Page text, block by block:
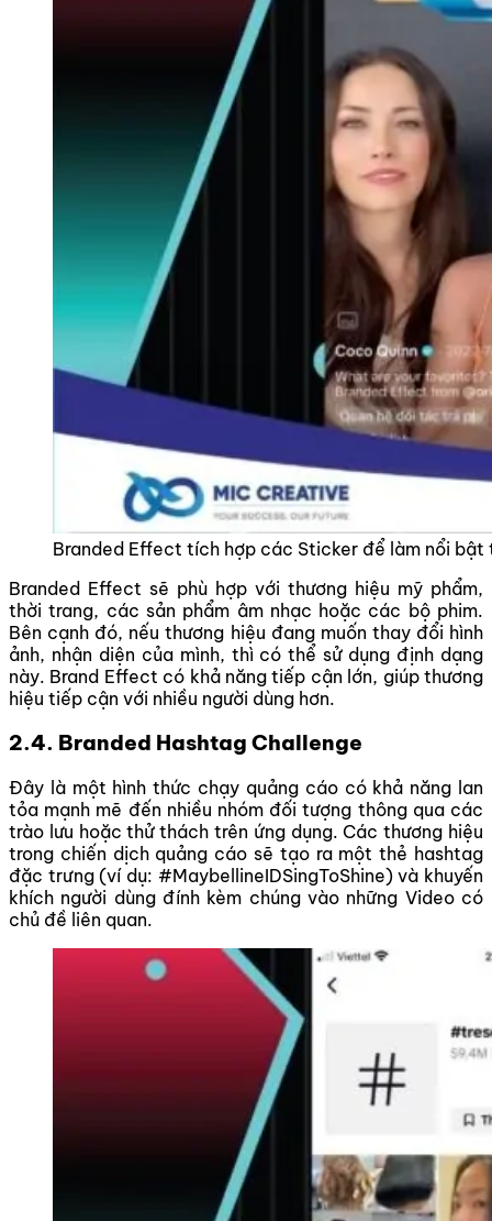
Branded Effect tích hợp các Sticker để làm nổi bật
Branded Effect sẽ phù hợp với thương hiệu mỹ phẩm,
thời trang, các sản phẩm âm nhạc hoặc các bộ phim.
Bên cạnh đó, nếu thương hiệu đang muốn thay đổi hình
ảnh, nhận diện của mình, thì có thể sử dụng định dạng
này. Brand Effect có khả năng tiếp cận lớn, giúp thương
hiệu tiếp cận với nhiều người dùng hơn.
2.4. Branded Hashtag Challenge
Đây là một hình thức chạy quảng cáo có khả năng lan
tỏa mạnh mẽ đến nhiều nhóm đối tượng thông qua các
trào lưu hoặc thử thách trên ứng dụng. Các thương hiệu
trong chiến dịch quảng cáo sẽ tạo ra một thẻ hashtag
đặc trưng (ví dụ: #MaybellineIDSingToShine) và khuyến
khích người dùng đính kèm chúng vào những Video có
chủ đề liên quan.